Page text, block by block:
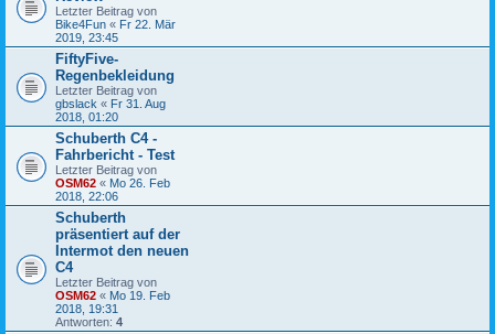
Letzter Beitrag von
Bike4Fun « Fr 22. Mär
2019, 23:45
FiftyFive-
Regenbekleidung
Letzter Beitrag von
gbslack « Fr 31. Aug
2018, 01:20
Schuberth C4 -
Fahrbericht - Test
Letzter Beitrag von
OSM62 « Mo 26. Feb
2018, 22:06
Schuberth
präsentiert auf der
Intermot den neuen
C4
Letzter Beitrag von
OSM62 « Mo 19. Feb
2018, 19:31
Antworten: 4